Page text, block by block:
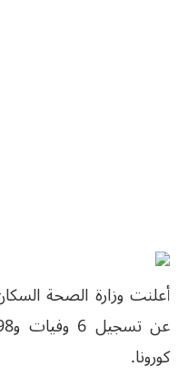
أعلنت وزارة الصحة
كورونا.